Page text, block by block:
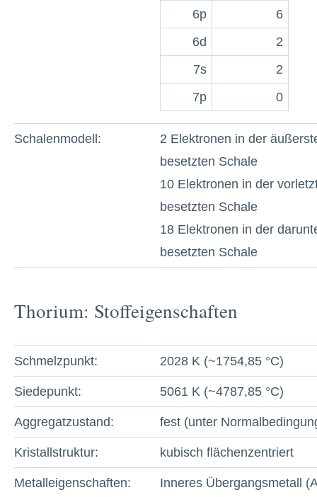
6p
6
6d
2
7s
2
7p
0
Schalenmodell:
2 Elektronen in der
besetzten Schale
10 Elektronen in der
besetzten Schale
18 Elektronen in der
besetzten Schale
Thorium: Stoffeigenschaften
Schmelzpunkt: 2028 K (~1754,85 °C)
Siedepunkt: 5061 K (~4787,85 °C)
Aggregatzustand: fest (unter
Kristallstruktur: kubisch flächenzentriert
Metalleigenschaften: Inneres Übergangsmetall